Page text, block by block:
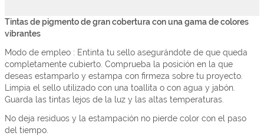
Tintas de pigmento de gran cobertura con una gama de colores
vibrantes
Modo de empleo : Entinta tu sello asegurándote de que queda
completamente cubierto. Comprueba la posición en la que
deseas estamparlo y estampa con firmeza sobre tu proyecto.
Limpia el sello utilizado con una toallita o con agua y jabón.
Guarda las tintas lejos de la luz y las altas temperaturas.
No deja residuos y la estampación no pierde color con el paso
del tiempo.